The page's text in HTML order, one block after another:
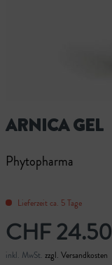
ARNICA GEL
Phytopharma
Lieferzeit ca. 5 Tage
CHF 24.50
inkl. MwSt. zzgl. Versandkosten